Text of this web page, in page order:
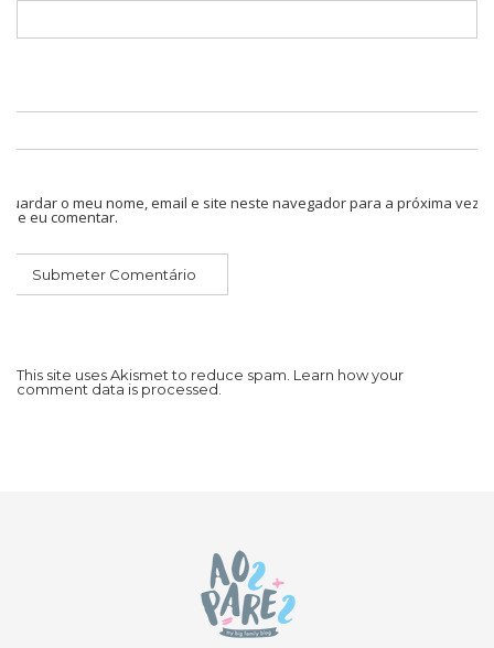
Guardar o meu nome, email e site neste navegador para a próxima vez
que eu comentar.
This site uses Akismet to reduce spam. Learn how your
comment data is processed.